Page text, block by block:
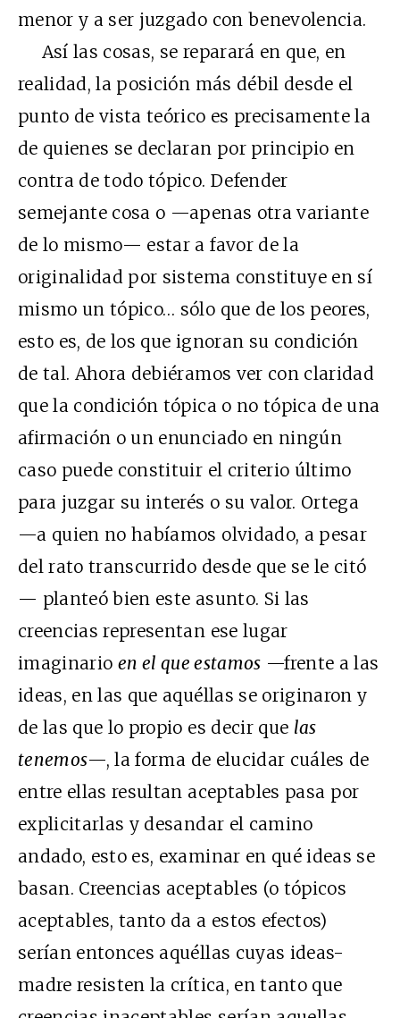
menor y a ser juzgado con benevolencia.
Así las cosas, se reparará en que, en
realidad, la posición más débil desde el
punto de vista teórico es precisamente la
de quienes se declaran por principio en
contra de todo tópico. Defender
semejante cosa o —apenas otra variante
de lo mismo— estar a favor de la
originalidad por sistema constituye en sí
mismo un tópico… sólo que de los peores,
esto es, de los que ignoran su condición
de tal. Ahora debiéramos ver con claridad
que la condición tópica o no tópica de una
afirmación o un enunciado en ningún
caso puede constituir el criterio último
para juzgar su interés o su valor. Ortega
—a quien no habíamos olvidado, a pesar
del rato transcurrido desde que se le citó
— planteó bien este asunto. Si las
creencias representan ese lugar
imaginario en el que estamos —frente a las
ideas, en las que aquéllas se originaron y
de las que lo propio es decir que las
tenemos—, la forma de elucidar cuáles de
entre ellas resultan aceptables pasa por
explicitarlas y desandar el camino
andado, esto es, examinar en qué ideas se
basan. Creencias aceptables (o tópicos
aceptables, tanto da a estos efectos)
serían entonces aquéllas cuyas ideas-
madre resisten la crítica, en tanto que